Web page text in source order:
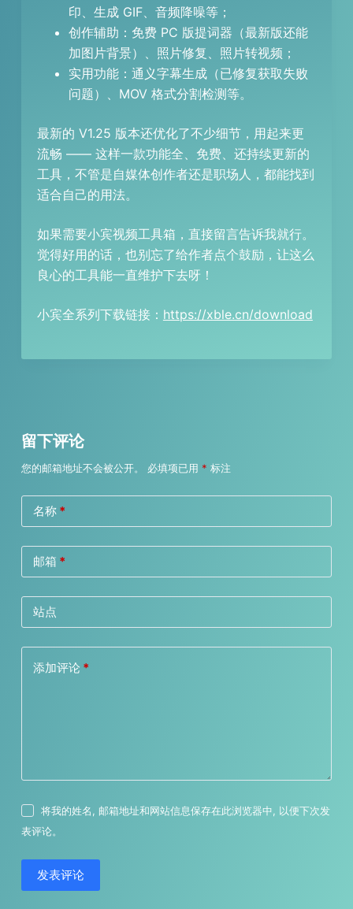
印、生成 GIF、音频降噪等；
创作辅助：免费 PC 版提词器（最新版还能
加图片背景）、照片修复、照片转视频；
实用功能：通义字幕生成（已修复获取失败
问题）、MOV 格式分割检测等。
最新的 V1.25 版本还优化了不少细节，用起来更
流畅 —— 这样一款功能全、免费、还持续更新的
工具，不管是自媒体创作者还是职场人，都能找到
适合自己的用法。
如果需要小宾视频工具箱，直接留言告诉我就行。
觉得好用的话，也别忘了给作者点个鼓励，让这么
良心的工具能一直维护下去呀！
小宾全系列下载链接： https://xble.cn/download
留下评论
您的邮箱地址不会被公开。 必填项已用 * 标注
名称*
邮箱 *
站点
添加评论 *
将我的姓名, 邮箱地址和网站信息保存在此浏览器中, 以便下次发
表评论。
发表评论